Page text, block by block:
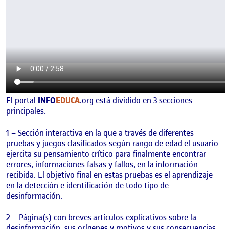
El portal INFOEDUCA.org está dividido en 3 secciones
principales.
1 – Sección interactiva en la que a través de diferentes
pruebas y juegos clasificados según rango de edad el usuario
ejercita su pensamiento crítico para finalmente encontrar
errores, informaciones falsas y fallos, en la información
recibida. El objetivo final en estas pruebas es el aprendizaje
en la detección e identificación de todo tipo de
desinformación.
2 – Página(s) con breves artículos explicativos sobre la